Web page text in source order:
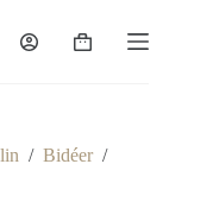
Varukorg
/ Bidéer /